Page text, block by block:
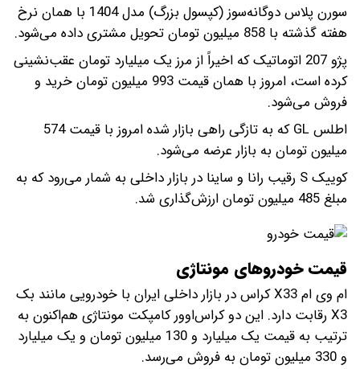
سورن پلاس دوگانه‌سوز (کپسول بزرگ) مدل 1404 با همان نرخ
هفته گذشته با 858 میلیون تومان تحویل مشتری داده می‌شود.
پژو 207 اتوماتیک که اخیراً از مرز یک میلیارد تومان عقب‌نشینی
کرده است، امروز با همان قیمت 993 میلیون تومان خرید و
فروش می‌شود.
اطلس GL که به تازگی راهی بازار شده امروز با قیمت 574
میلیون تومان به بازار عرضه می‌شود.
کوییک S رقیب رانا و ساینا در بازار داخلی به شمار می‌رود که به
مبلغ 485 میلیون تومان ارزش‌گذاری شد.
قیمت خودروهای مونتاژی
ام وی ام X33 کراس در بازار داخلی ایران با خودرویی مانند بک
X3 رقابت دارد. این دو کراس‌اوور کامپکت مونتاژی هم‌اکنون به
ترتیب به قیمت یک میلیارد و 130 میلیون تومان و یک میلیارد
و 330 میلیون تومان به فروش می‌رسد.